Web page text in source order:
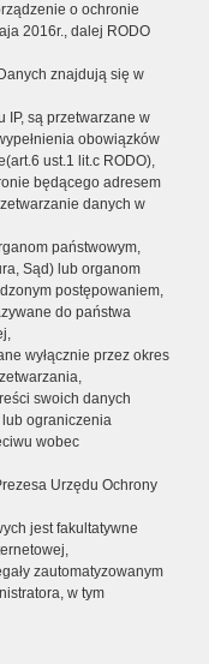
o ochronie
2016r., dalej RODO
znajdują się w
IP, są przetwarzane w
obowiązków
ust.1 lit.c RODO),
będącego adresem
danych w
państwowym,
Sąd) lub organom
postępowaniem,
do państwa
wyłącznie przez okres
swoich danych
ograniczenia
wobec
Urzędu Ochrony
jest fakultatywne
zautomatyzowanym
w tym